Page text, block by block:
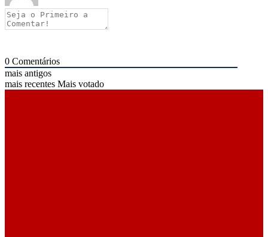
0 Comentários
mais antigos
mais recentes Mais votado